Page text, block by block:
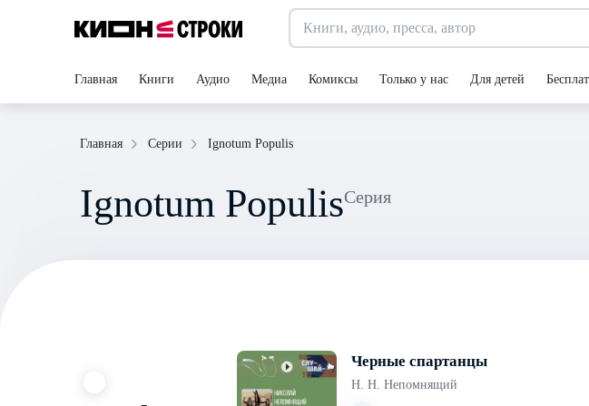
Главная Книги Аудио Медиа Комиксы Только у нас Для детей
Главная Серии Ignotum Populis
Ignotum Populis Серия
Черные спартанцы
Н. Н. Непомнящий